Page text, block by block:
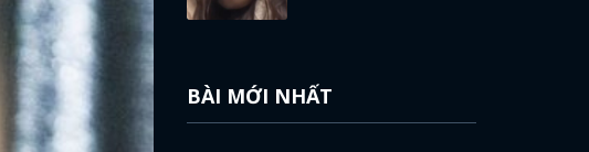
BÀI MỚI NHẤT